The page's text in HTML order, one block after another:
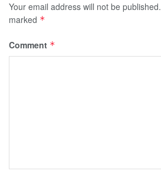
Your email address will not be published.
marked *
Comment *